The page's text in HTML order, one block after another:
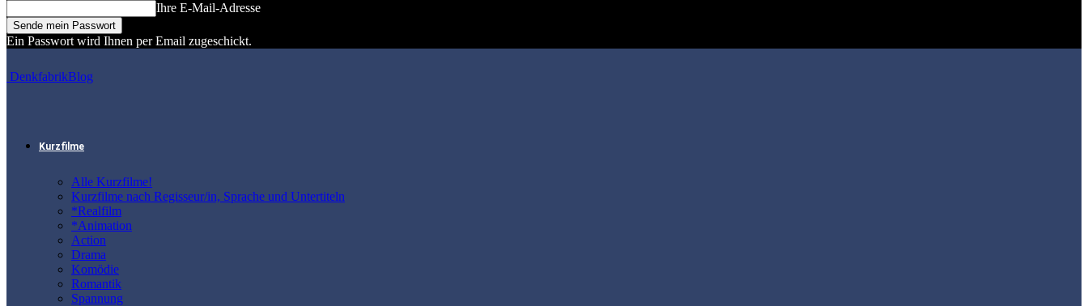
Ihre E-Mail-Adresse
Ein Passwort wird Ihnen per Email zugeschickt.
DenkfabrikBlog
Kurzfilme
Alle Kurzfilme!
Kurzfilme nach Regisseur/in, Sprache und Untertiteln
*Realfilm
*Animation
Action
Drama
Komödie
Romantik
Spannung